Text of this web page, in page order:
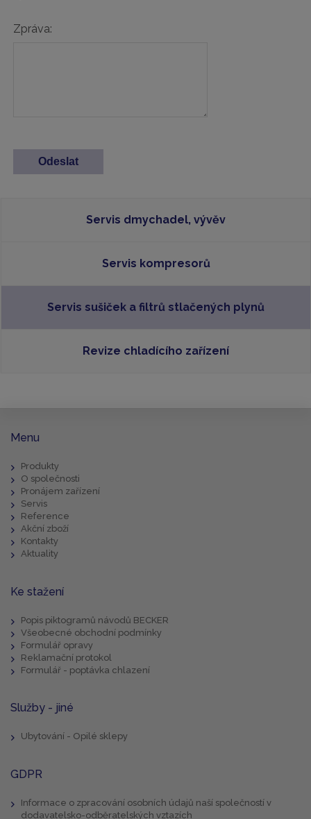
Zpráva:
Servis dmychadel, vývěv
Servis kompresorů
Servis sušiček a filtrů stlačených plynů
Revize chladícího zařízení
Menu
Produkty
O společnosti
Pronájem zařízení
Servis
Reference
Akční zboží
Kontakty
Aktuality
Ke stažení
Popis piktogramů návodů BECKER
Všeobecné obchodní podmínky
Formulář opravy
Reklamační protokol
Formulář - poptávka chlazení
Služby - jiné
Ubytování - Opilé sklepy
GDPR
Informace o zpracování osobních údajů naší společností v
dodavatelsko-odběratelských vztazích